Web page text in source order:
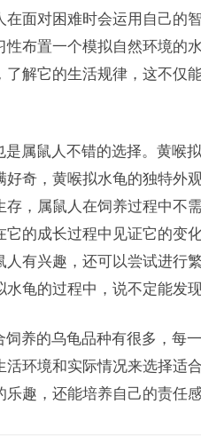
在面对困难时会运用自己的
性布置一个模拟自然环境的
了解它的生活规律，这不仅
是属鼠人不错的选择。黄喉
好奇，黄喉拟水龟的独特外
存，属鼠人在饲养过程中不
它的成长过程中见证它的变
人有兴趣，还可以尝试进行
龟的过程中，说不定能发
饲养的乌龟品种有很多，每
活环境和实际情况来选择适
趣，还能培养自己的责任感